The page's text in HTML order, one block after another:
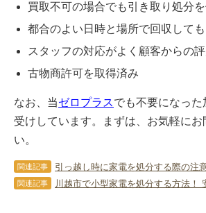
買取不可の場合でも引き取り処分
都合のよい日時と場所で回収して
スタッフの対応がよく顧客からの
古物商許可を取得済み
なお、当ゼロプラスでも不要になっ
受けしています。まずは、お気軽にお
い。
関連記事
関連記事